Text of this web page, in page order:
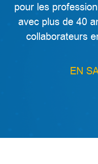
pour les
avec plus de 40
collaborateurs
EN